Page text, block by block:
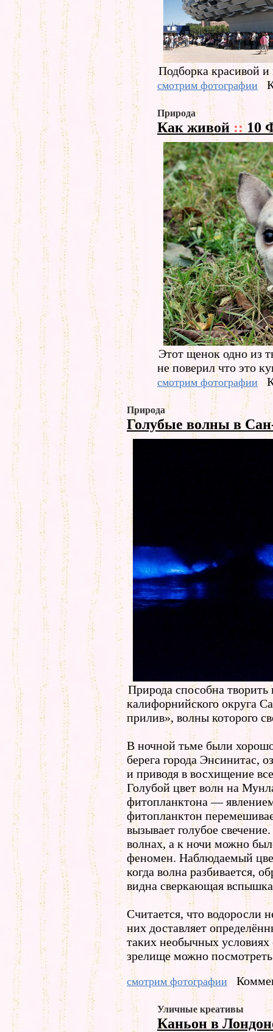
Подборка красивой
смотрим фотографии
Природа
Как живой ::10
Этот щенок одно из
не поверил что это
смотрим фотографии
Природа
Голубые волны в
Природа способна
калифорнийского округа
прилив», волны которого
В ночной тьме были
берега города Энсинитас,
и приводя в восхищение
Голубой цвет волн на
фитопланктона —
фитопланктон
вызывает голубое
волнах, а к ночи можно
феномен. Наблюдаемый
когда волна разбивается,
видна сверкающая
Считается, что водоросли
них доставляет
таких необычных условиях
зрелище можно
смотрим фотографии
Уличные креативы
Каньон в